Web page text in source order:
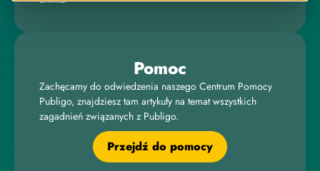
Pomoc
Zachęcamy do odwiedzenia naszego Centrum Pomocy
Publigo, znajdziesz tam artykuły na temat wszystkich
zagadnień związanych z Publigo.
Przejdź do pomocy